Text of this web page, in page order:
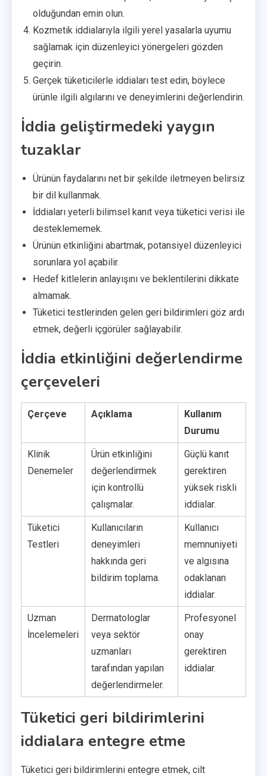
olduğundan emin olun.
Kozmetik iddialarıyla ilgili yerel yasalarla uyumu
sağlamak için düzenleyici yönergeleri gözden
geçirin.
Gerçek tüketicilerle iddiaları test edin, böylece
ürünle ilgili algılarını ve deneyimlerini değerlendirin.
İddia geliştirmedeki yaygın
tuzaklar
Ürünün faydalarını net bir şekilde iletmeyen belirsiz
bir dil kullanmak.
İddiaları yeterli bilimsel kanıt veya tüketici verisi ile
desteklememek.
Ürünün etkinliğini abartmak, potansiyel düzenleyici
sorunlara yol açabilir.
Hedef kitlelerin anlayışını ve beklentilerini dikkate
almamak.
Tüketici testlerinden gelen geri bildirimleri göz ardı
etmek, değerli içgörüler sağlayabilir.
İddia etkinliğini değerlendirme
çerçeveleri
Çerçeve Açıklama
Kullanım
Durumu
Klinik
Denemeler
Ürün etkinliğini
değerlendirmek
için kontrollü
çalışmalar.
Güçlü kanıt
gerektiren
yüksek riskli
iddialar.
Tüketici
Testleri
Kullanıcıların
deneyimleri
hakkında geri
bildirim toplama.
Kullanıcı
memnuniyeti
ve algısına
odaklanan
iddialar.
Uzman
İncelemeleri
Dermatologlar
veya sektör
uzmanları
tarafından yapılan
değerlendirmeler.
Profesyonel
onay
gerektiren
iddialar.
Tüketici geri bildirimlerini
iddialara entegre etme
Tüketici geri bildirimlerini entegre etmek, cilt